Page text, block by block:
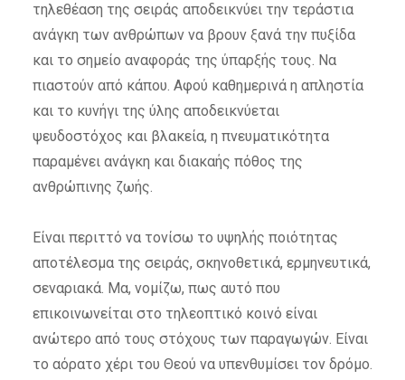
τηλεθέαση της σειράς αποδεικνύει την τεράστια
ανάγκη των ανθρώπων να βρουν ξανά την πυξίδα
και το σημείο αναφοράς της ύπαρξής τους. Να
πιαστούν από κάπου. Αφού καθημερινά η απληστία
και το κυνήγι της ύλης αποδεικνύεται
ψευδοστόχος και βλακεία, η πνευματικότητα
παραμένει ανάγκη και διακαής πόθος της
ανθρώπινης ζωής.
Είναι περιττό να τονίσω το υψηλής ποιότητας
αποτέλεσμα της σειράς, σκηνοθετικά, ερμηνευτικά,
σεναριακά. Μα, νομίζω, πως αυτό που
επικοινωνείται στο τηλεοπτικό κοινό είναι
ανώτερο από τους στόχους των παραγωγών. Είναι
το αόρατο χέρι του Θεού να υπενθυμίσει τον δρόμο.